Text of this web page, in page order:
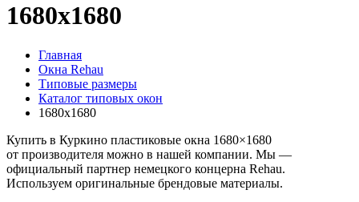
1680х1680
Главная
Окна Rehau
Типовые размеры
Каталог типовых окон
1680х1680
Купить в Куркино пластиковые окна 1680×1680
от производителя можно в нашей компании. Мы —
официальный партнер немецкого концерна Rehau.
Используем оригинальные брендовые материалы.